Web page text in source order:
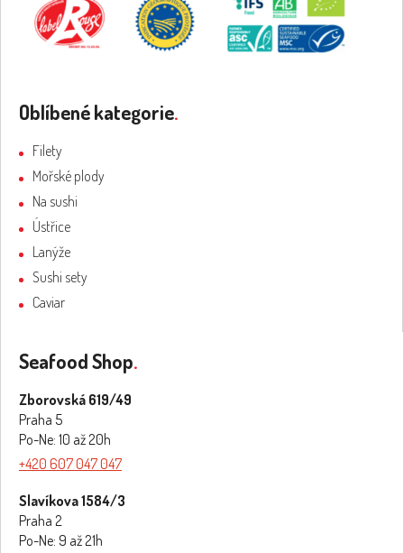
Oblíbené kategorie.
Filety
Mořské plody
Na sushi
Ústřice
Lanýže
Sushi sety
Caviar
Seafood Shop.
Zborovská 619/49
Praha 5
Po-Ne: 10 až 20h
+420 607 047 047
Slavíkova 1584/3
Praha 2
Po-Ne: 9 až 21h